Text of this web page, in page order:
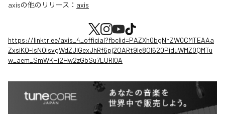
axisの他のリリース： axis
https://linktr.ee/axis_4_official?fbclid=PAZXh0bgNhZW0CMTEAAa
ZxsiKO-IsNOisvgWdZJIGexJhRf6pj2OARt9le8OI620PiduWMZ0QMTu
w_aem_SmWKHi2Hw2zGbSu7LURI0A